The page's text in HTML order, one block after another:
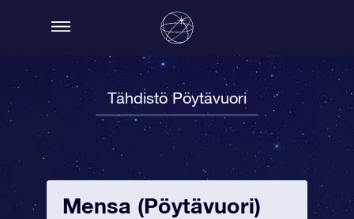
Tähdistö Pöytävuori
Mensa (Pöytävuori)